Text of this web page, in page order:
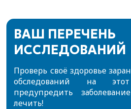
ВАШ ПЕРЕЧЕНЬ
ИССЛЕДОВАНИЙ
Проверь своё здоровье
обследований на
предупредить
лечить!